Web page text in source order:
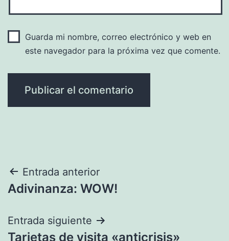
Guarda mi nombre, correo electrónico y web en
este navegador para la próxima vez que comente.
Navegación
de
entradas
Entrada anterior
Adivinanza: WOW!
Entrada siguiente
Tarjetas de visita «anticrisis»